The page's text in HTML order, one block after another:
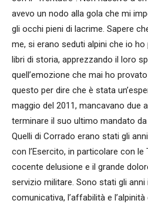
avevo un nodo alla gola che mi
gli occhi pieni di lacrime. Sapere
me, si erano seduti alpini che io
libri di storia, apprezzando il loro
quell’emozione che mai ho
questo per dire che è stata
maggio del 2011, mancavano due
terminare il suo ultimo mandato
Quelli di Corrado erano stati gli
con l’Esercito, in particolare con le
cocente delusione e il grande
servizio militare. Sono stati gli anni
comunicativa, l’affabilità e